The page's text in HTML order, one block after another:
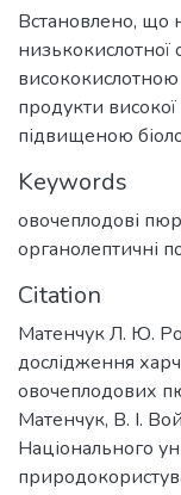
Встановлено, що
низькокислотної
продукти високої
підвищеною
Keywords
овочеплодові
органолептичні
Citation
Матенчук Л. Ю.
дослідження
овочеплодових
Матенчук, В. І.
Національного